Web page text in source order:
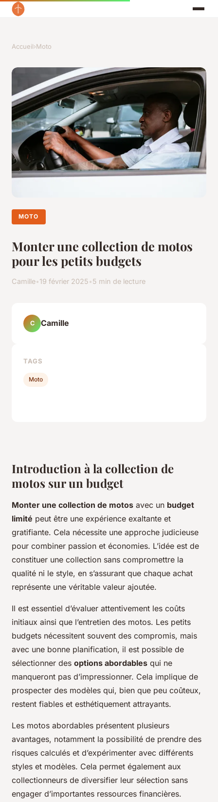
Accueil›Moto
MOTO
Monter une collection de motos
pour les petits budgets
Camille•19 février 2025•5 min de lecture
Introduction à la collection de
motos sur un budget
Monter une collection de motos avec un budget
limité peut être une expérience exaltante et
gratifiante. Cela nécessite une approche judicieuse
pour combiner passion et économies. L’idée est de
constituer une collection sans compromettre la
qualité ni le style, en s’assurant que chaque achat
représente une véritable valeur ajoutée.
Il est essentiel d’évaluer attentivement les coûts
initiaux ainsi que l’entretien des motos. Les petits
budgets nécessitent souvent des compromis, mais
avec une bonne planification, il est possible de
sélectionner des options abordables qui ne
manqueront pas d’impressionner. Cela implique de
prospecter des modèles qui, bien que peu coûteux,
restent fiables et esthétiquement attrayants.
Les motos abordables présentent plusieurs
avantages, notamment la possibilité de prendre des
risques calculés et d’expérimenter avec différents
styles et modèles. Cela permet également aux
collectionneurs de diversifier leur sélection sans
engager d’importantes ressources financières.
C Camille
TAGS
Moto